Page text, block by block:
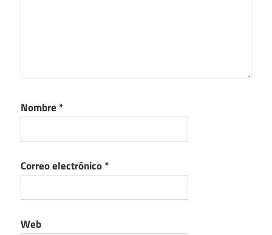
Nombre *
Correo electrónico*
Web